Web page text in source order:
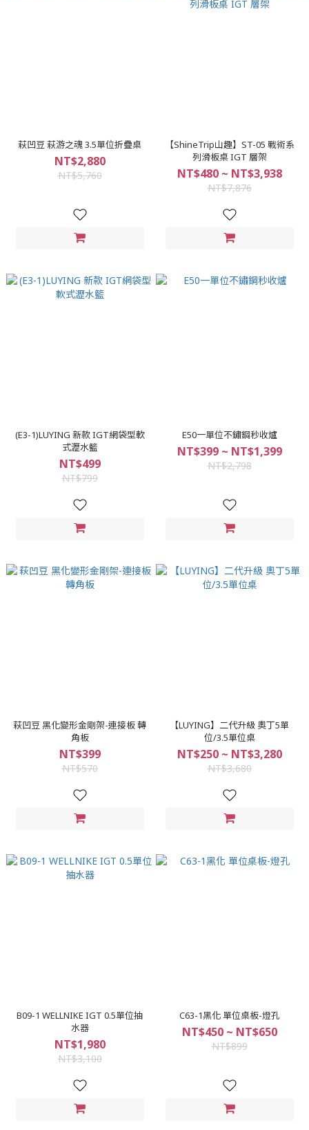
萩凹豆 萩游之魂 3.5單位折疊桌
NT$2,880
NT$5,760
【ShineTrip山趣】ST-05 戰術系
列滑板桌 IGT 層架
NT$480 ~ NT$3,938
NT$7,876
(E3-1)LUYING 新款 IGT網袋型軟
式瀝水籃
NT$499
NT$799
E50一單位不鏽鋼秒收爐
NT$399 ~ NT$1,399
NT$2,798
萩凹豆 黑化變形金剛架-連接板 轉
角板
NT$399
NT$570
【LUYING】二代升級 奧丁5單
位/3.5單位桌
NT$250 ~ NT$3,280
NT$3,680
B09-1 WELLNIKE IGT 0.5單位抽
水器
NT$1,980
NT$3,100
C63-1黑化 單位桌板-燈孔
NT$450 ~ NT$650
NT$899